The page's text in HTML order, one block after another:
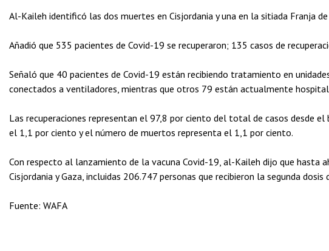
Al-Kaileh identificó las dos muertes en Cisjordania y una en la sitiada Franja de
Añadió que 535 pacientes de Covid-19 se recuperaron; 135 casos de
Señaló que 40 pacientes de Covid-19 están recibiendo tratamiento en
conectados a ventiladores, mientras que otros 79 están actualmente
Las recuperaciones representan el 97,8 por ciento del total de casos desde
el 1,1 por ciento y el número de muertos representa el 1,1 por ciento.
Con respecto al lanzamiento de la vacuna Covid-19, al-Kaileh dijo que hasta
Cisjordania y Gaza, incluidas 206.747 personas que recibieron la segunda dosis
Fuente: WAFA